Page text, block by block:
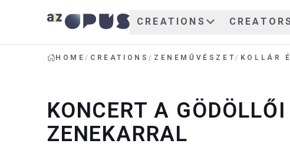
CREATIONS
HOME/ CREATIONS/ ZENEMŰVÉSZET/ KOLLÁR
KONCERT A
ZENEKARRAL